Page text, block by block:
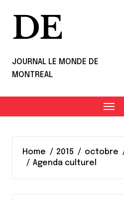
DE
JOURNAL LE MONDE DE
MONTREAL
Home 2015 octobre
Agenda culturel